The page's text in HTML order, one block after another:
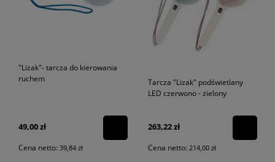
"Lizak"- tarcza do kierowania
ruchem
49,00 zł
Cena netto: 39,84 zł
Tarcza "Lizak" podświetlany
LED czerwono - zielony
263,22 zł
Cena netto: 214,00 zł